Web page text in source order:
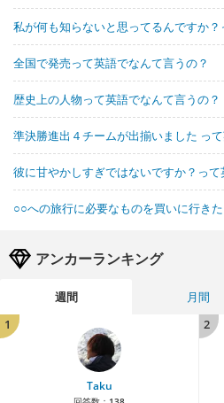
私が何も知らないと思ってるんですか
全国で発売って英語でなんて言うの？
歴史上の人物って英語でなんて言うの？
準決勝進出４チームが出揃いました っ
彼に甘やかしすぎではないですか？って
○○への旅行に必要なものを買いに行き
アンカーランキング
週間 月間
1
Taku
2